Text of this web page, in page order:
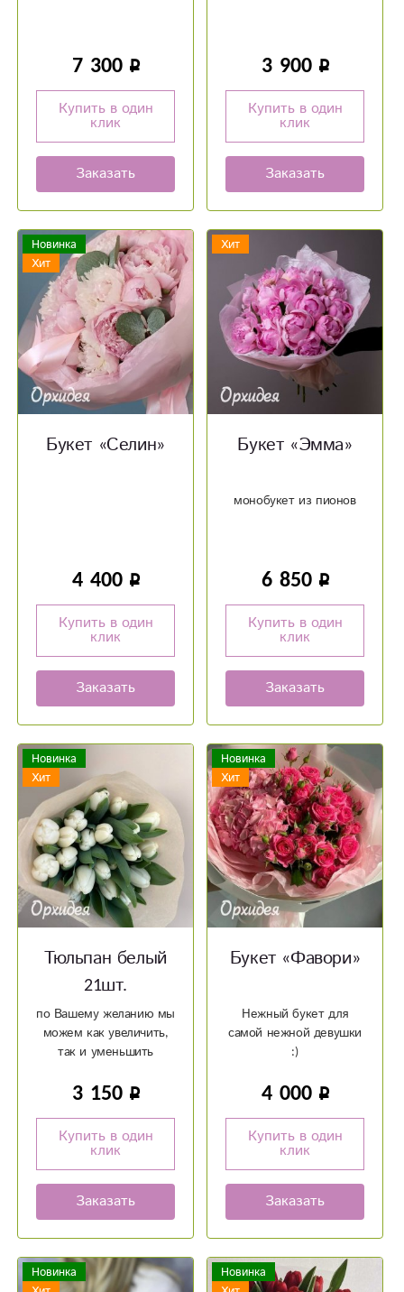
7 300
Купить в один
клик
Заказать
3 900
Купить в один
клик
Заказать
Новинка
Хит
Букет «‎Селин»‎
4 400
Купить в один
клик
Заказать
Хит
Букет «‎Эмма»‎
монобукет из пионов
6 850
Купить в один
клик
Заказать
Новинка
Хит
Тюльпан белый
21шт.
по Вашему желанию мы
можем как увеличить,
так и уменьшить
3 150
Купить в один
клик
Заказать
Новинка
Хит
Букет «Фавори»
Нежный букет для
самой нежной девушки
:)
4 000
Купить в один
клик
Заказать
Новинка
Новинка